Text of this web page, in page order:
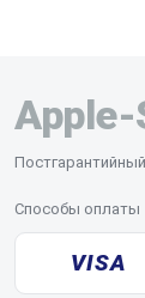
Apple-
Способы оплаты
VISA